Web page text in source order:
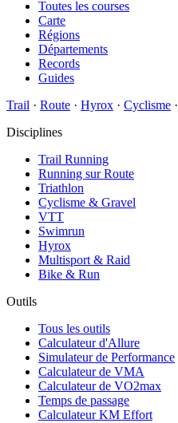
Toutes les courses
Carte
Régions
Départements
Records
Guides
Trail · Route · Hyrox · Cyclisme ·
Disciplines
Trail Running
Running sur Route
Triathlon
Cyclisme & Gravel
VTT
Swimrun
Hyrox
Multisport & Raid
Bike & Run
Outils
Tous les outils
Calculateur d'Allure
Simulateur de Performance
Calculateur de VMA
Calculateur de VO2max
Temps de passage
Calculateur KM Effort